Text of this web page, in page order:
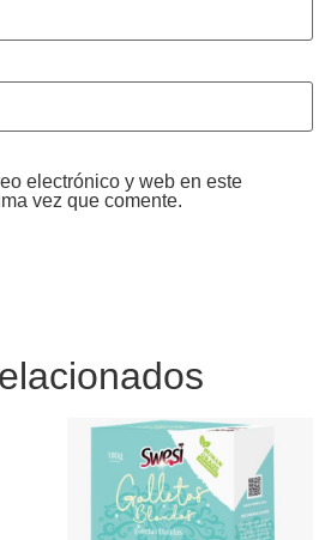
electrónico y web en este
vez que comente.